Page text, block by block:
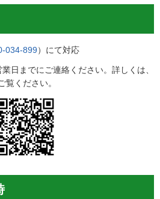
034-899）にて対応
日までにご連絡ください。詳しくは、
覧ください。